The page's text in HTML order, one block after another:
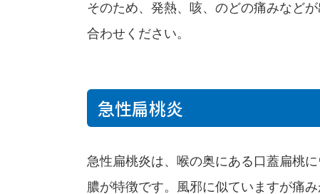
そのため、発熱、咳、のどの痛みなど
合わせください。
急性扁桃炎
急性扁桃炎は、喉の奥にある口蓋扁桃
膿が特徴です。風邪に似ていますが痛